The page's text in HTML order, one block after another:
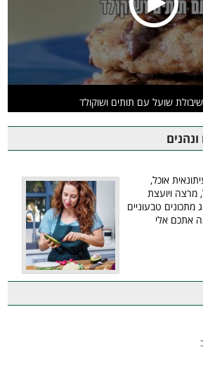
שיבולת שועל עם תותים ושוקולד
אוכל,
מרצה ויועצת
מתכונים טבעוניים
אתכם אלי